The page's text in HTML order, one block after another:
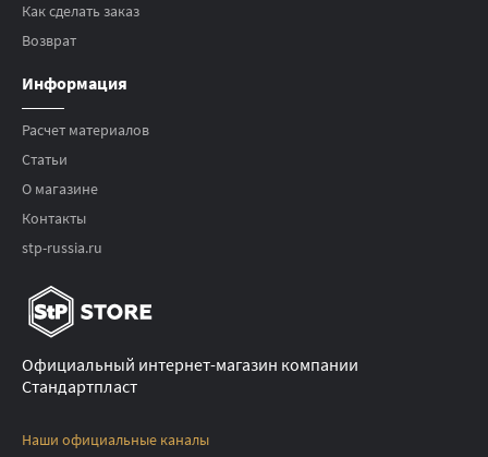
Как сделать заказ
Возврат
Информация
Расчет материалов
Статьи
О магазине
Контакты
stp-russia.ru
Официальный интернет-магазин компании
Стандартпласт
Наши официальные каналы